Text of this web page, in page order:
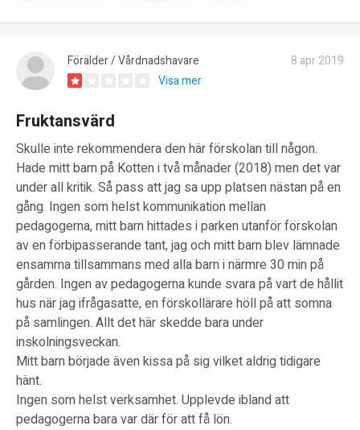
Förälder / Vårdnadshavare
8 apr 2019
Visa mer
Fruktansvärd
Skulle inte rekommendera den här förskolan till någon.
Hade mitt barn på Kotten i två månader (2018) men det var
under all kritik. Så pass att jag sa upp platsen nästan på en
gång. Ingen som helst kommunikation mellan
pedagogerna, mitt barn hittades i parken utanför förskolan
av en förbipasserande tant, jag och mitt barn blev lämnade
ensamma tillsammans med alla barn i närmre 30 min på
gården. Ingen av pedagogerna kunde svara på vart de hållit
hus när jag ifrågasatte, en förskollärare höll på att somna
på samlingen. Allt det här skedde bara under
inskolningsveckan.
Mitt barn började även kissa på sig vilket aldrig tidigare
hänt.
Ingen som helst verksamhet. Upplevde ibland att
pedagogerna bara var där för att få lön.